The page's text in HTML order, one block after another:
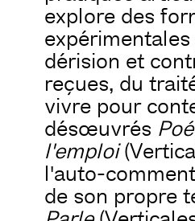
explore des
dérision et
reçues, du
vivre pour
désœuvrés
l'emploi
l'auto-
de son propre